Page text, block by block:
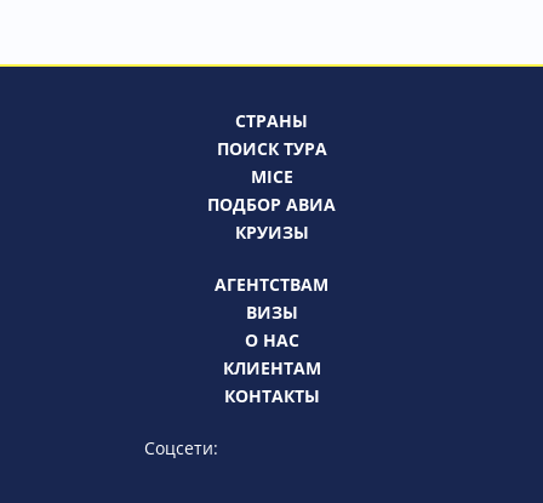
СТРАНЫ
ПОИСК ТУРА
MICE
ПОДБОР АВИА
КРУИЗЫ
АГЕНТСТВАМ
ВИЗЫ
О НАС
КЛИЕНТАМ
КОНТАКТЫ
Соцсети: